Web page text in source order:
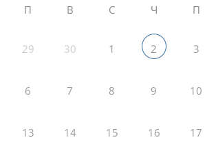
П В С Ч П
29 30 1 2 3
6 7 8 9 10
13 14 15 16 17